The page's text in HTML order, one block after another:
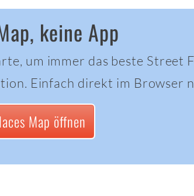
keine App
um immer das beste Street
Einfach direkt im Browser
Map öffnen